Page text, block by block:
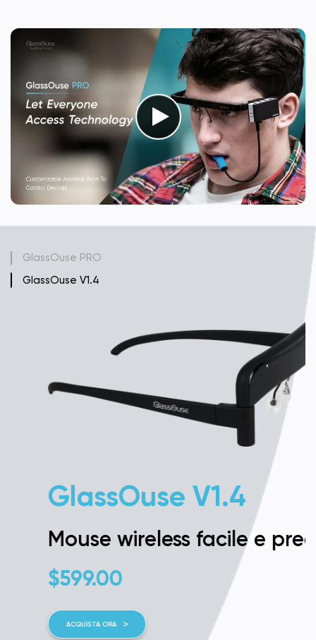
GlassOuse V1.4
Mouse wireless facile e preciso
599.00
ACQUISTA ORA
GlassOuse PRO
GlassOuse V1.4